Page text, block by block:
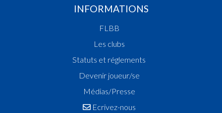
INFORMATIONS
FLBB
Les clubs
Statuts et réglements
Devenir joueur/se
Médias/Presse
Ecrivez-nous